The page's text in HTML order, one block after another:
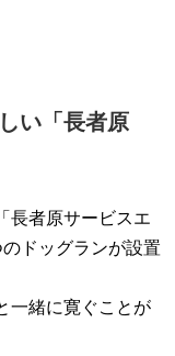
い「長者原
長者原サービスエ
ドッグランが設置
一緒に寛ぐことが